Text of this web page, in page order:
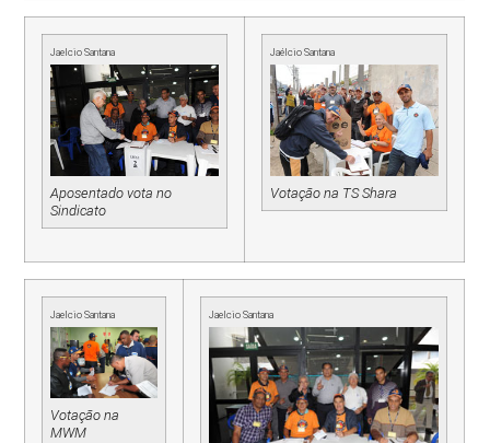
Jaelcio Santana
Aposentado vota no
Sindicato
Jaélcio Santana
Votação na TS Shara
Jaelcio Santana
Votação na
MWM
Jaelcio Santana